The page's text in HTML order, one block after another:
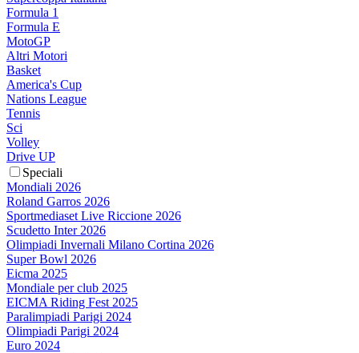
Formula 1
Formula E
MotoGP
Altri Motori
Basket
America's Cup
Nations League
Tennis
Sci
Volley
Drive UP
Speciali
Mondiali 2026
Roland Garros 2026
Sportmediaset Live Riccione 2026
Scudetto Inter 2026
Olimpiadi Invernali Milano Cortina 2026
Super Bowl 2026
Eicma 2025
Mondiale per club 2025
EICMA Riding Fest 2025
Paralimpiadi Parigi 2024
Olimpiadi Parigi 2024
Euro 2024